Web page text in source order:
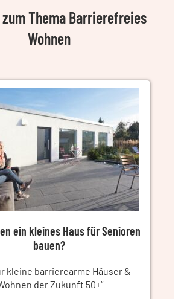
Thema Barrierefreies
Wohnen
ein kleines Haus für Senioren
bauen?
kleine barrierearme Häuser &
der Zukunft 50+“